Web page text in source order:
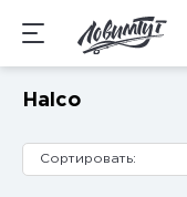
Halco
Сортировать: